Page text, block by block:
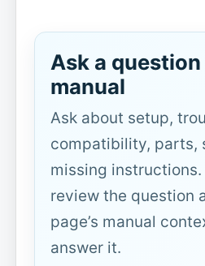
Ask a
manual
Ask about setup,
compatibility, parts,
missing
review the question
page’s manual
answer it.